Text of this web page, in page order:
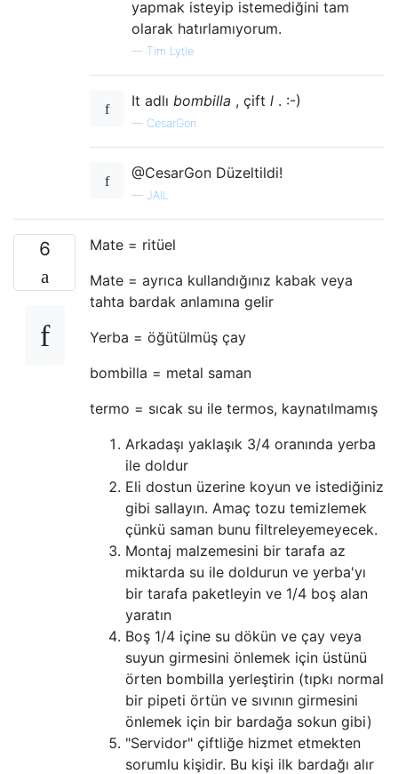
yapmak isteyip istemediğini tam
olarak hatırlamıyorum.
— Tim Lytle
It adlı bombilla , çift l . :-)
— CesarGon
@CesarGon Düzeltildi!
— JAIL
6
Mate = ritüel
Mate = ayrıca kullandığınız kabak veya
tahta bardak anlamına gelir
Yerba = öğütülmüş çay
bombilla = metal saman
termo = sıcak su ile termos, kaynatılmamış
Arkadaşı yaklaşık 3/4 oranında yerba
ile doldur
Eli dostun üzerine koyun ve istediğiniz
gibi sallayın. Amaç tozu temizlemek
çünkü saman bunu filtreleyemeyecek.
Montaj malzemesini bir tarafa az
miktarda su ile doldurun ve yerba'yı
bir tarafa paketleyin ve 1/4 boş alan
yaratın
Boş 1/4 içine su dökün ve çay veya
suyun girmesini önlemek için üstünü
örten bombilla yerleştirin (tıpkı normal
bir pipeti örtün ve sıvının girmesini
önlemek için bir bardağa sokun gibi)
"Servidor" çiftliğe hizmet etmekten
sorumlu kişidir. Bu kişi ilk bardağı alır